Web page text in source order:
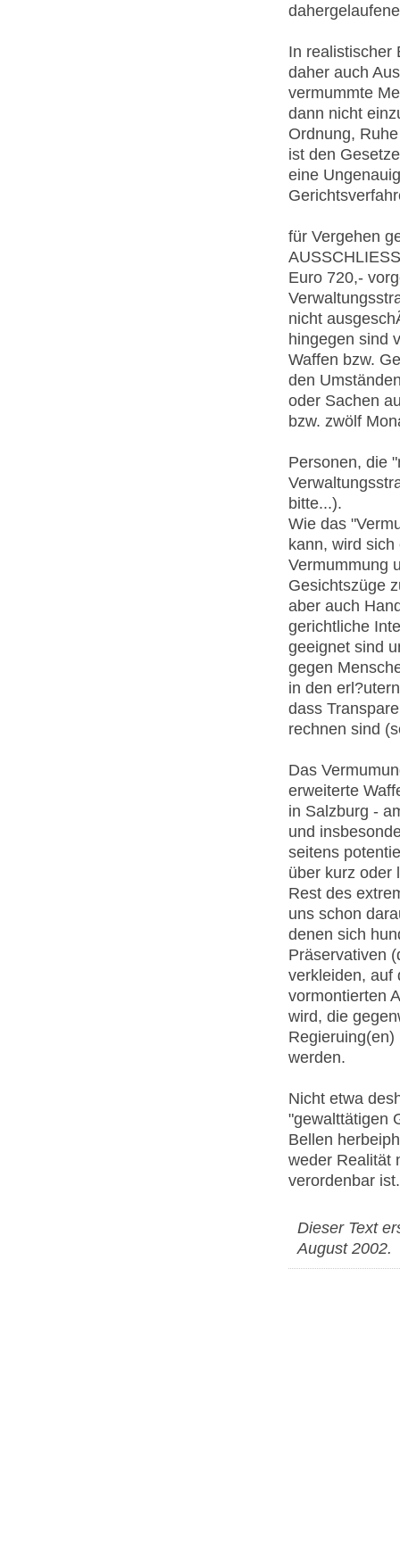
In realistischer
daher auch
vermummte
dann nicht
Ordnung,
ist den
eine
für Vergehen
Euro 720,-
nicht
hingegen sind
Waffen bzw.
den
oder Sachen
bzw. zwölf
Personen, die
bitte...).
Wie das
kann, wird
Vermummung
Gesichtszüge
aber auch
gerichtliche
geeignet sind
gegen
in den
dass
rechnen sind
Das
erweiterte
in Salzburg -
und
seitens
über kurz oder
Rest des
uns schon
denen sich
Präservativen
verkleiden, auf
vormontierten
wird, die
werden.
Nicht etwa
"gewalttätigen
Bellen
weder Realität
verordenbar ist.
Dieser Text
August 2002.